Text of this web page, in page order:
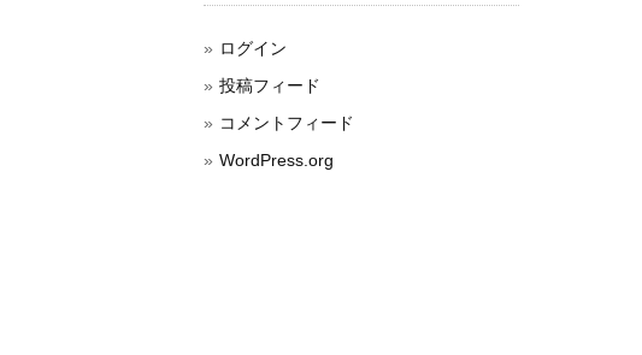
ログイン
投稿フィード
コメントフィード
WordPress.org